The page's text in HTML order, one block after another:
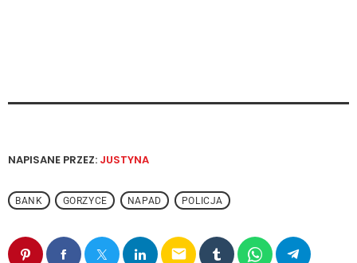
NAPISANE PRZEZ: JUSTYNA
BANK GORZYCE NAPAD POLICJA
email